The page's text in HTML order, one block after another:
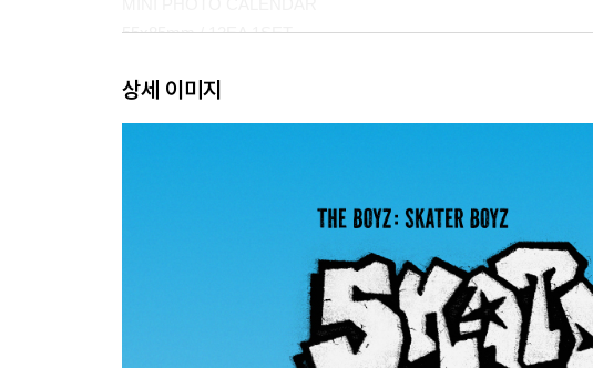
55x85mm / 12EA 1SET
FILM PHOTO SET
인화사진 102x152mm / 9EA 1SET
90x90mm (APPROX.) / 8EA 1SET
상세 이미지